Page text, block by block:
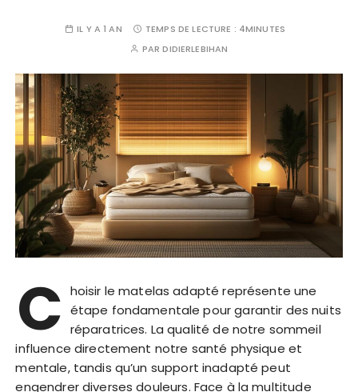
IL Y A 1 AN TEMPS DE LECTURE : 4MINUTES
PARDIDIERLEBIHAN
C hoisir le matelas adapté représente une
étape fondamentale pour garantir des nuits
réparatrices. La qualité de notre sommeil
influence directement notre santé physique et
mentale, tandis qu’un support inadapté peut
engendrer diverses douleurs. Face à la multitude